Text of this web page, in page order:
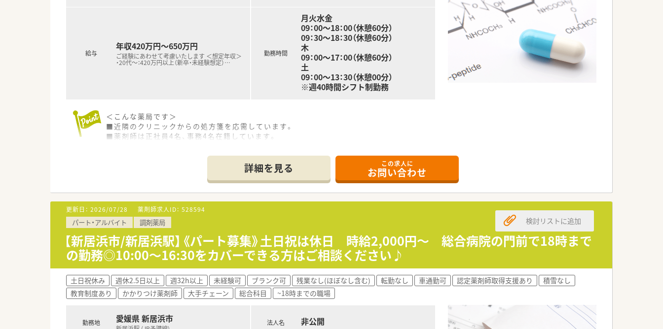
給与
年収420万円～650万円
ご経験にあわせて考慮いたします ＜想定年収＞
・20代～：420万円以上（新卒・未経験想定）…
勤務時間
月火水金
09：00～18：00（休憩60分）
09：30～18：30（休憩60分）
木
09：00～17：00（休憩60分）
土
09：00～13：30（休憩00分）
※週40時間シフト制勤務
＜こんな薬局です＞
■近隣のクリニックからの処方箋を応需しています。
■薬剤師は正社員4名、事務4名在籍しています。
当店舗以外での配属となる可能性もございます。
■内科・整形外科の処方箋がメインです。
■1日平均90枚/日程度応需しています。
■在宅（居宅）も年間20件程対応しています。
＜法人概要＞
■全国へ店舗展開されている大手企業です。
新居浜エリアを含み愛媛県内に複数店舗ございます。転勤範囲内を入職時に選択することもできますので、皆さんのキャリアプランに
あわせてご相談下さい。
■充実の福利厚生制度
借り上げ社宅や住宅手当の支給あり。（諸条件・地域により上限有）
e-ラーニングでの一部会社負担制度、通信教育は全額もしくは半額会社負担制度
など社員育成のためのバックアップもしっかり。
■女性にも働きやすい環境（産育休取得率ほぼ100％）と人に優しい環境（1人あたりの処方箋枚数が少ない）の為、定着率が良く、平均年
齢は40歳と同規模チェーンと比較しても高め
詳細を見る この求人に
お問い合わせ
更新日： 2026/07/28 薬剤師求人ID： 528594
パート・アルバイト 調剤薬局
【新居浜市/新居浜駅】《パート募集》土日祝は休日 時給2,000円～ 総合病院の門前で18時まで
の勤務◎10:00～16:30をカバーできる方はご相談ください♪
検討リストに追加
土日祝休み 週休2.5日以上 週32h以上 未経験可 ブランク可 残業なし(ほぼなし含む) 転勤なし 車通勤可 認定薬剤師取得支援あり
積雪なし
教育制度あり
かかりつけ薬剤師 大手チェーン 総合科目 ~18時までの職場
勤務地 愛媛県 新居浜市 法人名 非公開